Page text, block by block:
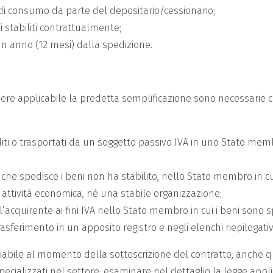
consumo da parte del depositario/cessionario;
stabiliti contrattualmente;
anno (12 mesi) dalla spedizione.
applicabile la predetta semplificazione sono necessarie
o trasportati da un soggetto passivo IVA in uno Stato
spedisce i beni non ha stabilito, nello Stato membro in
economica, né una stabile organizzazione;
ai fini IVA nello Stato membro in cui i beni sono
in un apposito registro e negli elenchi
al momento della sottoscrizione del contratto, anche